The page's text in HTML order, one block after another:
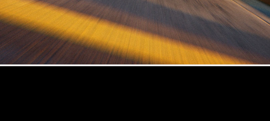
Alle Coupés
CLE Coupé
Mercedes-
AMG GT
Coupé